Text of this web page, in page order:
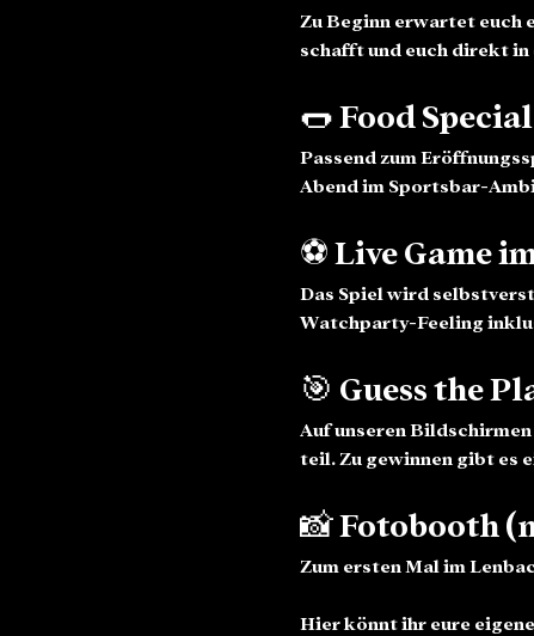
Zu Beginn erwartet euch
schafft und euch direkt
🌭 Food Special
Passend zum
Abend im Sportsbar-
⚽ Live Game
Das Spiel wird
Watchparty-Feeling
🎯 Guess the
Auf unseren
teil. Zu gewinnen gibt es
📸 Fotobooth
Zum ersten Mal im
Hier könnt ihr eure